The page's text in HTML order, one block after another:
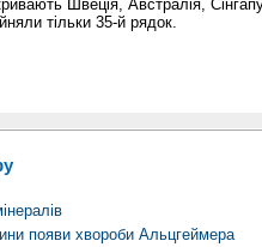
Швеція, Австралія,
тільки 35-й рядок.
появи хвороби Альцгеймера